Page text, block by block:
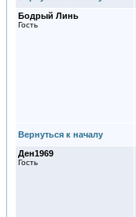
Бодрый Линь
Гость
Вернуться к началу
Ден1969
Гость